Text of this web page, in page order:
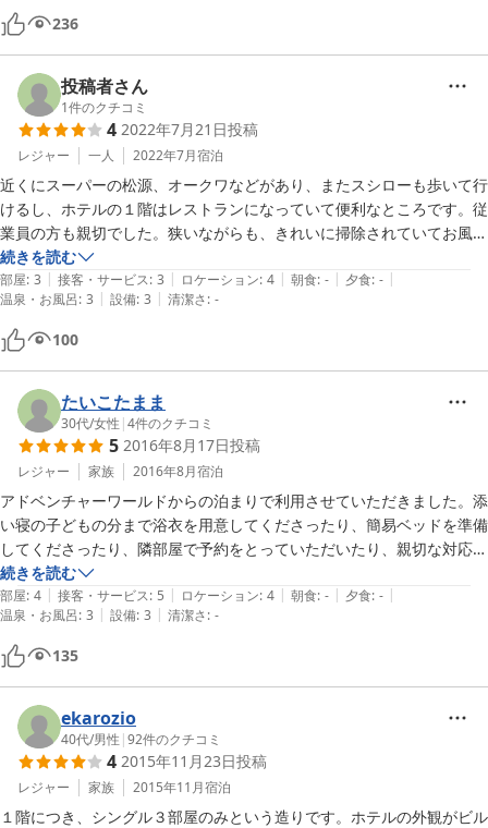
をきちんとかけていただきました。こういう点は心地いいものです。立
地ですが車であれば国道沿いでとても便利です。ガソリンスタンドも２
４時間営業が近くにあり、またコンビニ等もそろっているため便利でし
た。値段的にはほぼ満足のできる宿泊でした。ここはあくまでもビジネ
ス利用でというところでレジャーであれば白浜で一考される方がよろし
いかと思います。田辺はこれからお邪魔する機会が増えるのでまた利用
236
投稿者さん
1件のクチコミ
4 2022年7月21日投稿
レジャー 一人 2022年7月宿泊
近くにスーパーの松源、オークワなどがあり、またスシローも歩いて行
けるし、ホテルの１階はレストランになっていて便利なところです。従
業員の方も親切でした。狭いながらも、きれいに掃除されていてお風呂
にはカビなどなく、私にとってはとても落ち着いた空間でした。値段も
続きを読む
部屋: 3 | 接客・サービス: 3 | ロケーション: 4 | 朝食: - | 夕食: - |
温泉・お風呂: 3 | 設備: 3 | 清潔さ: -
100
たいこたまま
30代/女性 |4件のクチコミ
5 2016年8月17日投稿
レジャー 家族 2016年8月宿泊
アドベンチャーワールドからの泊まりで利用させていただきました。添
い寝の子どもの分まで浴衣を用意してくださったり、簡易ベッドを準備
してくださったり、隣部屋で予約をとっていただいたり、親切な対応で
助かりました。スタッフの方も、優しく対応してくれましたし、疲れた
私たちも和みました。
お部屋は古いですが、綺麗にされています。お風呂も狭いですが、一人
で入るには充分です。近くにお寿司やさんや吉野家、コンビニもありま
すので、夜食等買うこともできました。
静かな街で、ぐっすり眠り、次の日に備えれました。
アメニティですが、くしがあれば良かったなと思いました。
どうもありがとうございました。
続きを読む
部屋: 4 | 接客・サービス: 5 | ロケーション: 4 | 朝食: - | 夕食: - |
温泉・お風呂: 3 | 設備: 3 | 清潔さ: -
135
ekarozio
40代/男性 |92件のクチコミ
4 2015年11月23日投稿
レジャー 家族 2015年11月宿泊
１階につき、シングル３部屋のみという造りです。ホテルの外観がビル